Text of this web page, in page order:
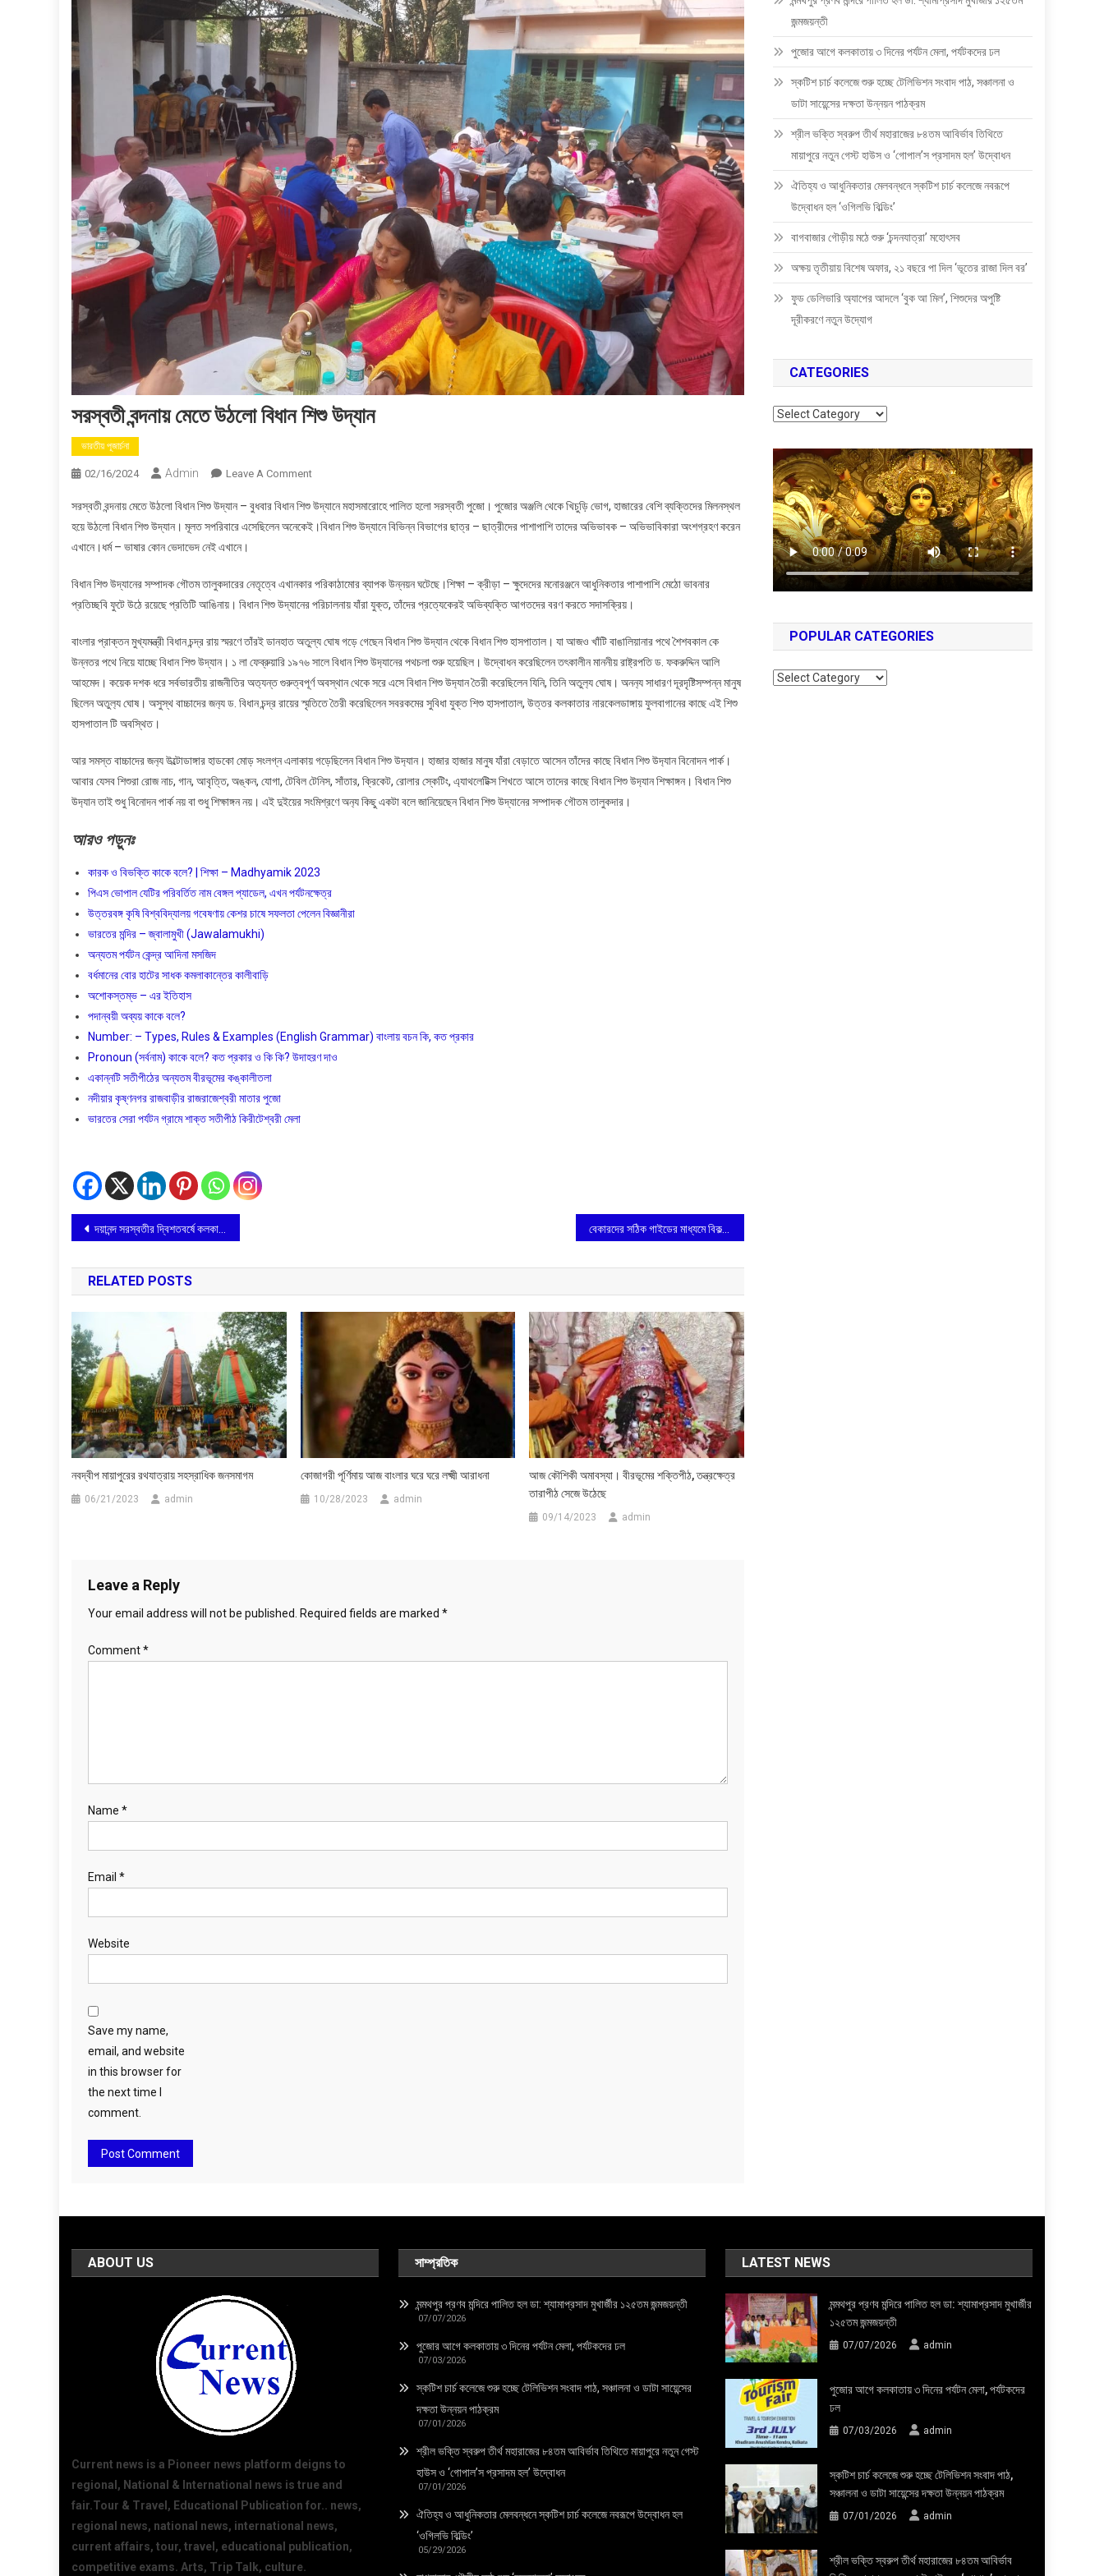
সরস্বতী বন্দনায় মেতে উঠলো বিধান শিশু উদ্যান
ভারতীয় পূজার্চনা
02/16/2024 Admin Leave A CommentOn
বন্দনায়
মেতে
শিশু
উদ্যান
সরস্বতী বন্দনায় মেতে উঠলো বিধান শিশু উদ্যান – বুধবার বিধান শিশু উদ্যানে মহাসমারোহে পালিত হলো সরস্বতী পুজো। পুজোর অঞ্জলি থেকে খিচুড়ি ভোগ, হাজারের বেশি ব্যক্তিদের মিলনস্থল
হয়ে উঠলো বিধান শিশু উদ্যান। মূলত সপরিবারে এসেছিলেন অনেকেই।বিধান শিশু উদ্যানে বিভিন্ন বিভাগের ছাত্র – ছাত্রীদের পাশাপাশি তাদের অভিভাবক – অভিভাবিকারা অংশগ্রহণ করেন
এখানে।ধর্ম – ভাষার কোন ভেদাভেদ নেই এখানে।
বিধান শিশু উদ্যানের সম্পাদক গৌতম তালুকদারের নেতৃত্বে এখানকার পরিকাঠামোর ব্যাপক উন্নয়ন ঘটেছে।শিক্ষা – ক্রীড়া – ক্ষুদেদের মনোরঞ্জনে আধুনিকতার পাশাপাশি মেঠো ভাবনার
প্রতিচ্ছবি ফুটে উঠে রয়েছে প্রতিটি আঙিনায়। বিধান শিশু উদ্যানের পরিচালনায় যাঁরা যুক্ত, তাঁদের প্রত্যেকেরই অভিব্যক্তি আগতদের বরণ করতে সদাসক্রিয়।
বাংলার প্রাক্তন মুখ্যমন্ত্রী বিধান চন্দ্র রায় স্মরণে তাঁরই ডানহাত অতুল্য ঘোষ গড়ে গেছেন বিধান শিশু উদ্যান থেকে বিধান শিশু হাসপাতাল। যা আজও খাঁটি বাঙালিয়ানার পথে শৈশবকাল কে
উন্নতর পথে নিয়ে যাচ্ছে বিধান শিশু উদ্যান। ১ লা ফেব্রুয়ারি ১৯৭৬ সালে বিধান শিশু উদ‍্যানের পথচলা শুরু হয়েছিল। উদ্বোধন করেছিলেন তৎকালীন মাননীয় রাষ্ট্রপতি ড. ফকরুদ্দিন আলি
আহমেদ। কয়েক দশক ধরে সর্বভারতীয় রাজনীতির অত‍্যন্ত গুরুত্বপূর্ণ অবস্থান থেকে সরে এসে বিধান শিশু উদ‍্যান তৈরী করেছিলেন যিনি, তিনি অতুল‍্য ঘোষ। অনন‍্য সাধারণ দূরদৃষ্টিসম্পন্ন মানুষ
ছিলেন অতুল‍্য ঘোষ। অসুস্থ বাচ্চাদের জন‍্য ড. বিধান চন্দ্র রায়ের স্মৃতিতে তৈরী করেছিলেন সবরকমের সুবিধা যুক্ত শিশু হাসপাতাল, উত্তর কলকাতার নারকেলডাঙ্গায় ফুলবাগানের কাছে এই শিশু
হাসপাতাল টি অবস্থিত।
আর সমস্ত বাচ্চাদের জন‍্য উল্টোডাঙ্গার হাডকো মোড় সংলগ্ন এলাকায় গড়েছিলেন বিধান শিশু উদ‍্যান। হাজার হাজার মানুষ যাঁরা বেড়াতে আসেন তাঁদের কাছে বিধান শিশু উদ‍্যান বিনোদন পার্ক।
আবার যেসব শিশুরা রোজ নাচ, গান, আবৃত্তি, অঙ্কন, যোগা, টেবিল টেনিস, সাঁতার, ক্রিকেট, রোলার স্কেটিং, এ‍্যাথলেটিক্স শিখতে আসে তাদের কাছে বিধান শিশু উদ‍্যান শিক্ষাঙ্গন। বিধান শিশু
উদ‍্যান তাই শুধু বিনোদন পার্ক নয় বা শুধু শিক্ষাঙ্গন নয়। এই দুইয়ের সংমিশ্রণে অন‍্য কিছু একটা বলে জানিয়েছেন বিধান শিশু উদ্যানের সম্পাদক গৌতম তালুকদার।
আরও পড়ুনঃ
কারক ও বিভক্তি কাকে বলে? | শিক্ষা – Madhyamik 2023
পিএস ভোপাল যেটির পরিবর্তিত নাম বেঙ্গল প্যাডেল, এখন পর্যটনক্ষেত্র
উত্তরবঙ্গ কৃষি বিশ্ববিদ্যালয় গবেষণায় কেশর চাষে সফলতা পেলেন বিজ্ঞানীরা
ভারতের মন্দির – জ্বালামুখী (Jawalamukhi)
অন্যতম পর্যটন কেন্দ্র আদিনা মসজিদ
বর্ধমানের বোর হাটের সাধক কমলাকান্তের কালীবাড়ি
অশােকস্তম্ভ – এর ইতিহাস
পদান্বয়ী অব্যয় কাকে বলে?
Number: – Types, Rules & Examples (English Grammar) বাংলায় বচন কি, কত প্রকার
Pronoun (সর্বনাম) কাকে বলে? কত প্রকার ও কি কি? উদাহরণ দাও
একান্নটি সতীপীঠের অন্যতম বীরভূমের কঙ্কালীতলা
নদীয়ার কৃষ্ণনগর রাজবাড়ীর রাজরাজেশ্বরী মাতার পুজো
ভারতের সেরা পর্যটন গ্রামে শাক্ত সতীপীঠ কিরীটেশ্বরী মেলা
Post
navigation
দয়ানন্দ সরস্বতীর দ্বিশতবর্ষে কলকাতার ঐতিহ্য ঘুরে দেখানোর উদ্যোগ আর্য সমাজের বেকারদের সঠিক গাইডের মাধ্যমে বিকল্প আয়ের পথ দেখাচ্ছে শেয়ার বাজার
RELATED POSTS
নবদ্বীপ মায়াপুরের রথযাত্রায় সহস্রাধিক জনসমাগম
06/21/2023 admin
কোজাগরী পূর্ণিমায় আজ বাংলার ঘরে ঘরে লক্ষ্মী আরাধনা
10/28/2023 admin
আজ কৌশিকী অমাবস্যা। বীরভূমের শক্তিপীঠ, তন্ত্রক্ষেত্র
তারাপীঠ সেজে উঠেছে
09/14/2023 admin
Leave a Reply
Your email address will not be published. Required fields are marked *
Comment*
Name *
Email *
Website
Save my name,
email, and website
in this browser for
the next time I
comment.
জন্মজয়ন্তী
পুজোর আগে কলকাতায় ৩ দিনের পর্যটন মেলা, পর্যটকদের ঢল
স্কটিশ চার্চ কলেজে শুরু হচ্ছে টেলিভিশন সংবাদ পাঠ, সঞ্চালনা ও
ডাটা সায়েন্সের দক্ষতা উন্নয়ন পাঠক্রম
শ্রীল ভক্তি স্বরুপ তীর্থ মহারাজের ৮৪তম আবির্ভাব তিথিতে
মায়াপুরে নতুন গেস্ট হাউস ও ‘গোপাল’স প্রসাদম হল’ উদ্বোধন
ঐতিহ্য ও আধুনিকতার মেলবন্ধনে স্কটিশ চার্চ কলেজে নবরূপে
উদ্বোধন হল ‘ওগিলভি বিল্ডিং’
বাগবাজার গৌড়ীয় মঠে শুরু ‘চন্দনযাত্রা’ মহোৎসব
অক্ষয় তৃতীয়ায় বিশেষ অফার, ২১ বছরে পা দিল ‘ভূতের রাজা দিল বর’
ফুড ডেলিভারি অ্যাপের আদলে ‘বুক আ মিল’, শিশুদের অপুষ্টি
দূরীকরণে নতুন উদ্যোগ
CATEGORIES
Categories
POPULAR CATEGORIES
Popular
ABOUT US
Current news is a Pioneer news platform deigns to
regional, National & International news is true and
fair.Tour & Travel, Educational Publication for.. news,
regional news, national news, international news,
current affairs, tour, travel, educational publication,
competitive exams. Arts, Trip Talk, culture.
সাম্প্রতিক
মন্মথপুর প্রণব মন্দিরে পালিত হল ডা: শ্যামাপ্রসাদ মুখার্জীর ১২৫তম জন্মজয়ন্তী
07/07/2026
পুজোর আগে কলকাতায় ৩ দিনের পর্যটন মেলা, পর্যটকদের ঢল
07/03/2026
স্কটিশ চার্চ কলেজে শুরু হচ্ছে টেলিভিশন সংবাদ পাঠ, সঞ্চালনা ও ডাটা সায়েন্সের
দক্ষতা উন্নয়ন পাঠক্রম
07/01/2026
শ্রীল ভক্তি স্বরুপ তীর্থ মহারাজের ৮৪তম আবির্ভাব তিথিতে মায়াপুরে নতুন গেস্ট
হাউস ও ‘গোপাল’স প্রসাদম হল’ উদ্বোধন
07/01/2026
ঐতিহ্য ও আধুনিকতার মেলবন্ধনে স্কটিশ চার্চ কলেজে নবরূপে উদ্বোধন হল
‘ওগিলভি বিল্ডিং’
05/29/2026
LATEST NEWS
মন্মথপুর প্রণব মন্দিরে পালিত হল ডা: শ্যামাপ্রসাদ মুখার্জীর
১২৫তম জন্মজয়ন্তী
07/07/2026 admin
পুজোর আগে কলকাতায় ৩ দিনের পর্যটন মেলা, পর্যটকদের
ঢল
07/03/2026 admin
স্কটিশ চার্চ কলেজে শুরু হচ্ছে টেলিভিশন সংবাদ পাঠ,
সঞ্চালনা ও ডাটা সায়েন্সের দক্ষতা উন্নয়ন পাঠক্রম
07/01/2026 admin
শ্রীল ভক্তি স্বরুপ তীর্থ মহারাজের ৮৪তম আবির্ভাব